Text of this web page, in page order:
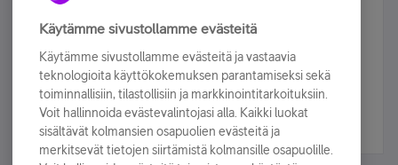
Tilaa Telian uutiskirje ja olet mukana arvonnassa.
sähköpostiisi.
Tilaa nyt
Käytämme sivustollamme evästeitä
Käytämme sivustollamme evästeitä ja vastaavia
teknologioita käyttökokemuksen parantamiseksi sekä
toiminnallisiin, tilastollisiin ja markkinointitarkoituksiin.
Voit hallinnoida evästevalintojasi alla. Kaikki luokat
sisältävät kolmansien osapuolien evästeitä ja
merkitsevät tietojen siirtämistä kolmansille osapuolille.